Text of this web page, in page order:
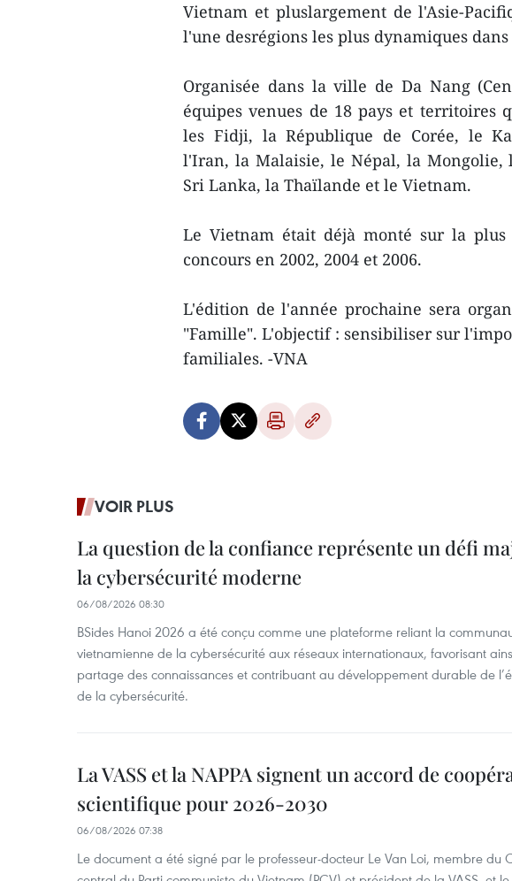
Vietnam et pluslargement de l'Asie-
l'une desrégions les plus dynamiques
Organisée dans la ville de Da Nang
équipes venues de 18 pays et territoires
les Fidji, la République de Corée, le
l'Iran, la Malaisie, le Népal, la Mongolie,
Sri Lanka, la Thaïlande et le Vietnam.
Le Vietnam était déjà monté sur la
concours en 2002, 2004 et 2006.
L'édition de l'année prochaine sera
"Famille". L'objectif : sensibiliser sur
familiales. -VNA
VOIR PLUS
La question de la confiance représente un défi
la cybersécurité moderne
06/08/2026 08:30
BSides Hanoi 2026 a été conçu comme une plateforme reliant la
vietnamienne de la cybersécurité aux réseaux internationaux, favorisant
partage des connaissances et contribuant au développement durable de
de la cybersécurité.
La VASS et la NAPPA signent un accord de
scientifique pour 2026-2030
06/08/2026 07:38
Le document a été signé par le professeur-docteur Le Van Loi, membre du